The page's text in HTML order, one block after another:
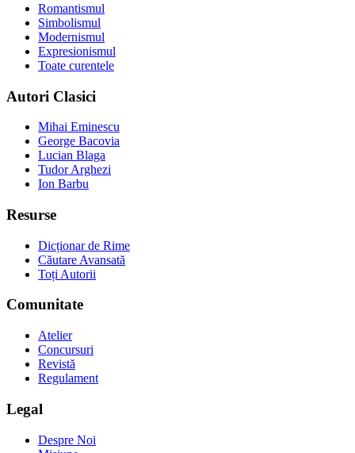
Romantismul
Simbolismul
Modernismul
Expresionismul
Toate curentele
Autori Clasici
Mihai Eminescu
George Bacovia
Lucian Blaga
Tudor Arghezi
Ion Barbu
Resurse
Dicționar de Rime
Căutare Avansată
Toți Autorii
Comunitate
Atelier
Concursuri
Revistă
Regulament
Legal
Despre Noi